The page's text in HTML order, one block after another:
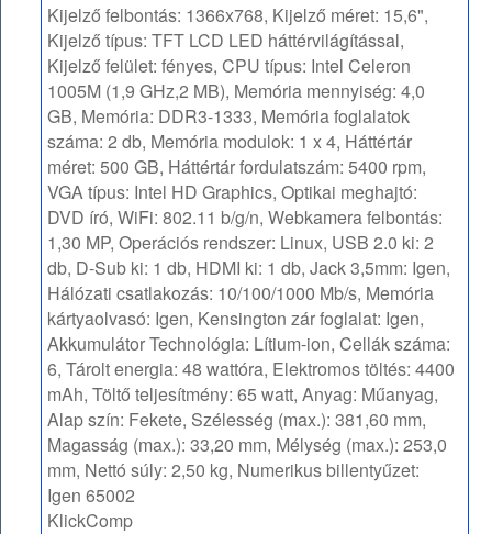
Kijelző felbontás: 1366x768, Kijelző méret: 15,6",
Kijelző típus: TFT LCD LED háttérvilágítással,
Kijelző felület: fényes, CPU típus: Intel Celeron
1005M (1,9 GHz,2 MB), Memória mennyiség: 4,0
GB, Memória: DDR3-1333, Memória foglalatok
száma: 2 db, Memória modulok: 1 x 4, Háttértár
méret: 500 GB, Háttértár fordulatszám: 5400 rpm,
VGA típus: Intel HD Graphics, Optikai meghajtó:
DVD író, WiFi: 802.11 b/g/n, Webkamera felbontás:
1,30 MP, Operációs rendszer: Linux, USB 2.0 ki: 2
db, D-Sub ki: 1 db, HDMI ki: 1 db, Jack 3,5mm: Igen,
Hálózati csatlakozás: 10/100/1000 Mb/s, Memória
kártyaolvasó: Igen, Kensington zár foglalat: Igen,
Akkumulátor Technológia: Lítium-ion, Cellák száma:
6, Tárolt energia: 48 wattóra, Elektromos töltés: 4400
mAh, Töltő teljesítmény: 65 watt, Anyag: Műanyag,
Alap szín: Fekete, Szélesség (max.): 381,60 mm,
Magasság (max.): 33,20 mm, Mélység (max.): 253,0
mm, Nettó súly: 2,50 kg, Numerikus billentyűzet:
Igen 65002
KlickComp